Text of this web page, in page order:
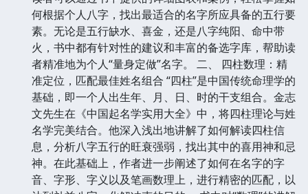
何根据个人八字，找出最适合的名字所应具备的五行要
素。无论是五行缺水、喜金，还是八字纯阳、命中带
火，书中都有针对性的建议和丰富的备选字库，帮助读
者精准地为个人“量身定做”名字。 二、 四柱数理：精
准定位，匹配最佳姓名组合 “四柱”是中国传统命理学的
基础，即一个人出生年、月、日、时的干支组合。金志
文先生在《中国起名学实用大全》中，将四柱理论与姓
名学完美结合。他深入浅出地讲解了如何解读四柱信
息，分析八字五行的旺衰强弱，找出其中的喜用神和忌
神。在此基础上，作者进一步阐述了如何在名字的字
音、字形、字义以及笔画数理上，进行精密的匹配，以